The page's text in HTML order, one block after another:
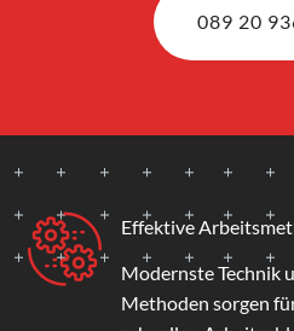
089 20
Effektive
Modernste Technik
Methoden sorgen